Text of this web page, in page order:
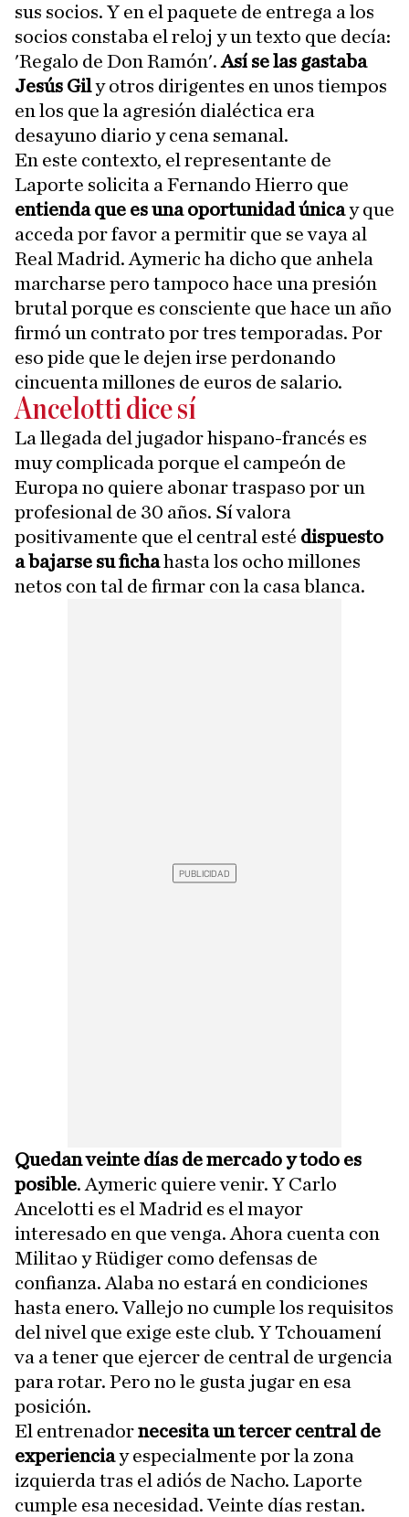
sus socios. Y en el paquete de entrega a los
socios constaba el reloj y un texto que decía:
'Regalo de Don Ramón'.Así se las gastaba
Jesús Gily otros dirigentes en unos tiempos
en los que la agresión dialéctica era
desayuno diario y cena semanal.
En este contexto, el representante de
Laporte solicita a Fernando Hierro que
entienda que es una oportunidad únicay que
acceda por favor a permitir que se vaya al
Real Madrid. Aymeric ha dicho que anhela
marcharse pero tampoco hace una presión
brutal porque es consciente que hace un año
firmó un contrato por tres temporadas. Por
eso pide que le dejen irse perdonando
cincuenta millones de euros de salario.
Ancelotti dice sí
La llegada del jugador hispano-francés es
muy complicada porque el campeón de
Europa no quiere abonar traspaso por un
profesional de 30 años. Sí valora
positivamente que el central esté dispuesto
a bajarse su fichahasta los ocho millones
netos con tal de firmar con la casa blanca.
Quedan veinte días de mercado y todo es
posible. Aymeric quiere venir. Y Carlo
Ancelotti es el Madrid es el mayor
interesado en que venga. Ahora cuenta con
Militao y Rüdiger como defensas de
confianza. Alaba no estará en condiciones
hasta enero. Vallejo no cumple los requisitos
del nivel que exige este club. Y Tchouamení
va a tener que ejercer de central de urgencia
para rotar. Pero no le gusta jugar en esa
posición.
El entrenadornecesita un tercer central de
experienciay especialmente por la zona
izquierda tras el adiós de Nacho. Laporte
cumple esa necesidad. Veinte días restan.